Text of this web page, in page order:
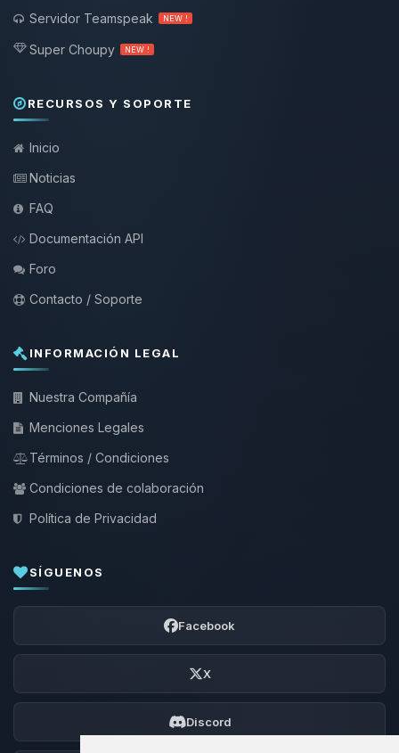
Servidor Teamspeak
NEW !
Super Choupy NEW !
RECURSOS Y SOPORTE
Inicio
Noticias
FAQ
Documentación API
Foro
Contacto / Soporte
INFORMACIÓN LEGAL
Nuestra Compañía
Menciones Legales
Términos / Condiciones
Condiciones de colaboración
Política de Privacidad
SÍGUENOS
Facebook
X
Discord